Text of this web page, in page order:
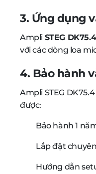
3. Ứng dụng
Ampli STEG DK75.4
với các dòng loa
4. Bảo hành
Ampli STEG
được:
Bảo hành 1
Lắp đặt
Hướng dẫn